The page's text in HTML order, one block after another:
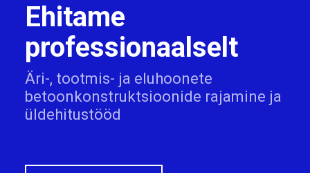
Ehitame
professionaalselt
Äri-, tootmis- ja eluhoonete
betoonkonstruktsioonide rajamine ja
üldehitustööd